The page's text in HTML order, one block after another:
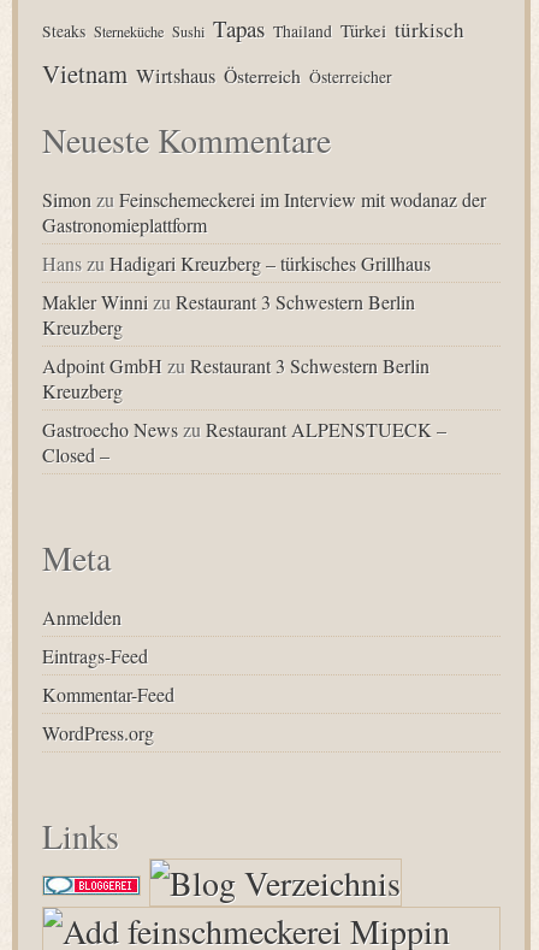
Steaks Sterneküche Sushi Tapas Thailand Türkei türkisch
Vietnam Wirtshaus Österreich Österreicher
Neueste Kommentare
Simon zuFeinschemeckerei im Interview mit wodanaz der
Gastronomieplattform
Hans zuHadigari Kreuzberg – türkisches Grillhaus
Makler Winni zuRestaurant 3 Schwestern Berlin
Kreuzberg
Adpoint GmbH zuRestaurant 3 Schwestern Berlin
Kreuzberg
Gastroecho News zuRestaurant ALPENSTUECK –
Closed –
Meta
Anmelden
Eintrags-Feed
Kommentar-Feed
WordPress.org
Links